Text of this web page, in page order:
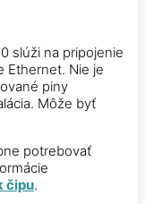
slúži na pripojenie
Ethernet. Nie je
piny
Môže byť
potrebovať
čipu.